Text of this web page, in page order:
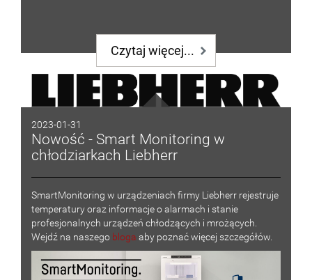
Czytaj więcej...
2023-01-31
Nowość - Smart Monitoring w
chłodziarkach Liebherr
SmartMonitoring w urządzeniach firmy Liebherr rejestruje
temperatury oraz informacje o alarmach i stanie
profesjonalnych urządzeń chłodzących i mrożących.
Wejdź na naszego bloga aby poznać więcej szczegółów.